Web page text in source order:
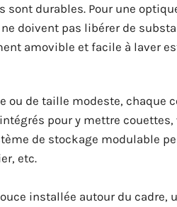
sont durables. Pour une
doivent pas libérer de
amovible et facile à laver
ou de taille modeste, chaque
pour y mettre couettes,
de stockage modulable
etc.
installée autour du cadre,